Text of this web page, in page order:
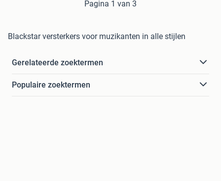
Pagina 1 van 3
Blackstar versterkers voor muzikanten in alle stijlen
Gerelateerde zoektermen
Populaire zoektermen